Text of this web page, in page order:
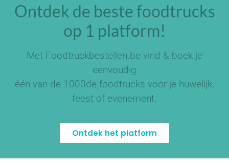
Ontdek de beste foodtrucks
op 1 platform!
Met Foodtruckbestellen.be vind & boek je
eenvoudig
één van de 1000de foodtrucks voor je huwelijk,
feest of evenement.
Ontdek het platform